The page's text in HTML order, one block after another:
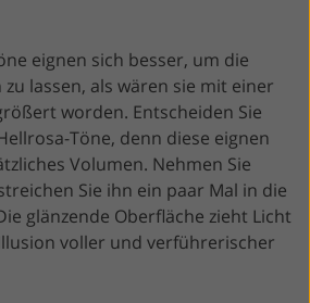
eignen sich besser, um die
lassen, als wären sie mit einer
worden. Entscheiden Sie
Töne, denn diese eignen
Volumen. Nehmen Sie
Sie ihn ein paar Mal in die
glänzende Oberfläche zieht Licht
voller und verführerischer